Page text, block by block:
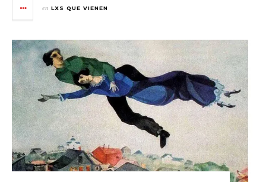
en LXS QUE VIENEN